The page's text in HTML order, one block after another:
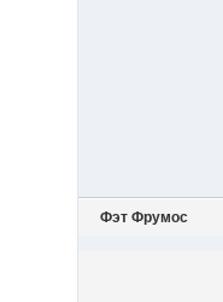
Фэт Фрумос